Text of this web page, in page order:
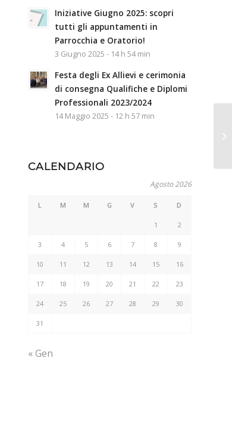
Iniziative Giugno 2025: scopri
tutti gli appuntamenti in
Parrocchia e Oratorio!
3 Giugno 2025 - 14 h 54 min
Festa degli Ex Allievi e cerimonia
di consegna Qualifiche e Diplomi
Professionali 2023/2024
14 Maggio 2025 - 12 h 57 min
CALENDARIO
Agosto 2026
L M M G V S D
1 2
3 4 5 6 7 8 9
10 11 12 13 14 15 16
17 18 19 20 21 22 23
24 25 26 27 28 29 30
31
« Gen